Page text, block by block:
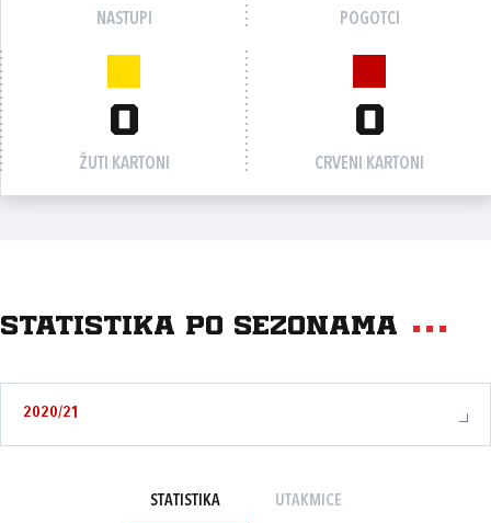
NASTUPI POGOTCI
0
ŽUTI KARTONI
0
CRVENI KARTONI
Statistika po sezonama
2020/21
STATISTIKA UTAKMICE